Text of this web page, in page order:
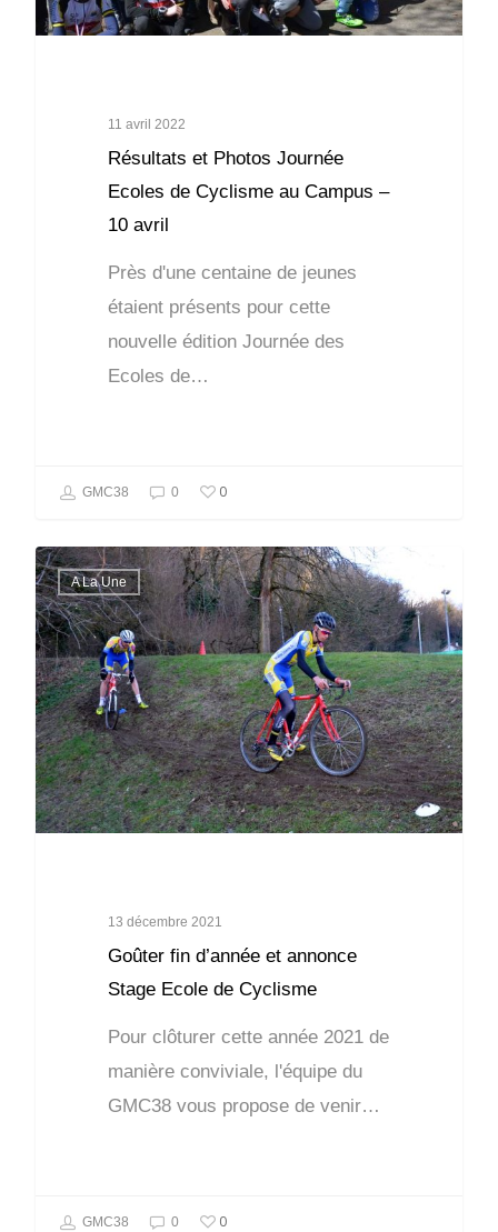
11 avril 2022
Résultats et Photos Journée
Ecoles de Cyclisme au Campus –
10 avril
Près d'une centaine de jeunes
étaient présents pour cette
nouvelle édition Journée des
Ecoles de…
GMC38 0 0
A La Une
13 décembre 2021
Goûter fin d’année et annonce
Stage Ecole de Cyclisme
Pour clôturer cette année 2021 de
manière conviviale, l'équipe du
GMC38 vous propose de venir…
GMC38 0 0